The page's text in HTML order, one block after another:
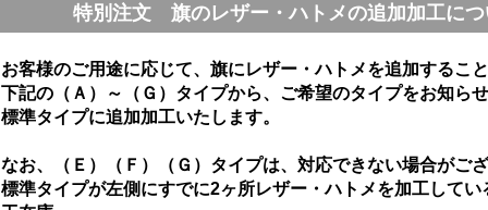
特別注文 旗のレザー・ハトメの追加加工につ
お客様のご用途に応じて、旗にレザー・ハトメを追加するこ
下記の（Ａ）～（Ｇ）タイプから、ご希望のタイプをお知ら
標準タイプに追加加工いたします。
なお、（Ｅ）（Ｆ）（Ｇ）タイプは、対応できない場合がご
標準タイプが左側にすでに2ヶ所レザー・ハトメを加工してい